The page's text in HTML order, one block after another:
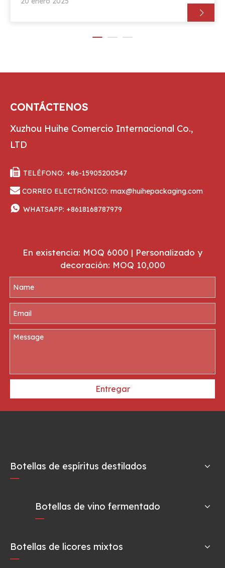
CONTÁCTENOS
Xuzhou Huihe Comercio Internacional Co.,
LTD
 TELÉFONO: +86-15905200547
 CORREO ELECTRÓNICO: max@huihepackaging.com
 WHATSAPP: +8618168787979
En existencia: MOQ 6000 | Personalizado y
decoración: MOQ 10,000
Entregar
Botellas de espíritus destilados
Botellas de vino fermentado
Botellas de licores mixtos